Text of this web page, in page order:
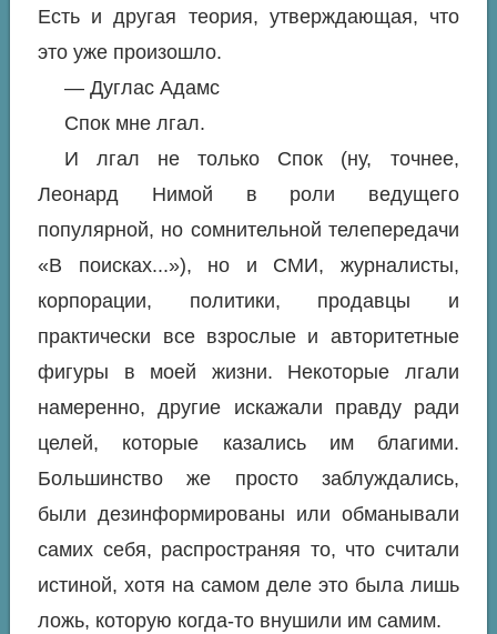
Есть и другая теория, утверждающая, что
это уже произошло.
— Дуглас Адамс
Спок мне лгал.
И лгал не только Спок (ну, точнее,
Леонард Нимой в роли ведущего
популярной, но сомнительной телепередачи
«В поисках...»), но и СМИ, журналисты,
корпорации, политики, продавцы и
практически все взрослые и авторитетные
фигуры в моей жизни. Некоторые лгали
намеренно, другие искажали правду ради
целей, которые казались им благими.
Большинство же просто заблуждались,
были дезинформированы или обманывали
самих себя, распространяя то, что считали
истиной, хотя на самом деле это была лишь
ложь, которую когда-то внушили им самим.